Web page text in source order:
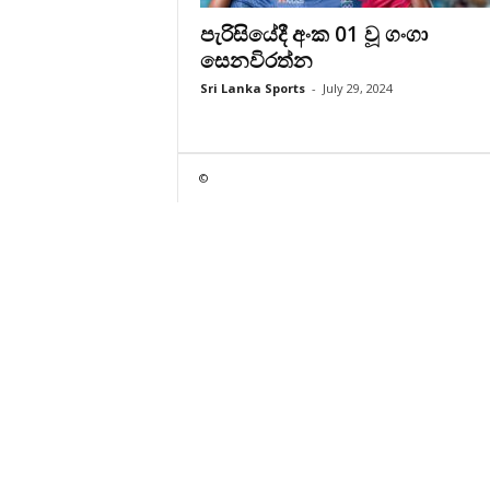
පැරිසියේදී අංක 01 වූ ගංගා
සෙනවිරත්න
Sri Lanka Sports - July 29, 2024
©